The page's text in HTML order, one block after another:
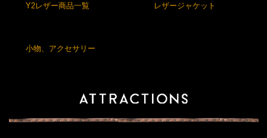
Y2レザー商品一覧 レザージャケット
小物、アクセサリー